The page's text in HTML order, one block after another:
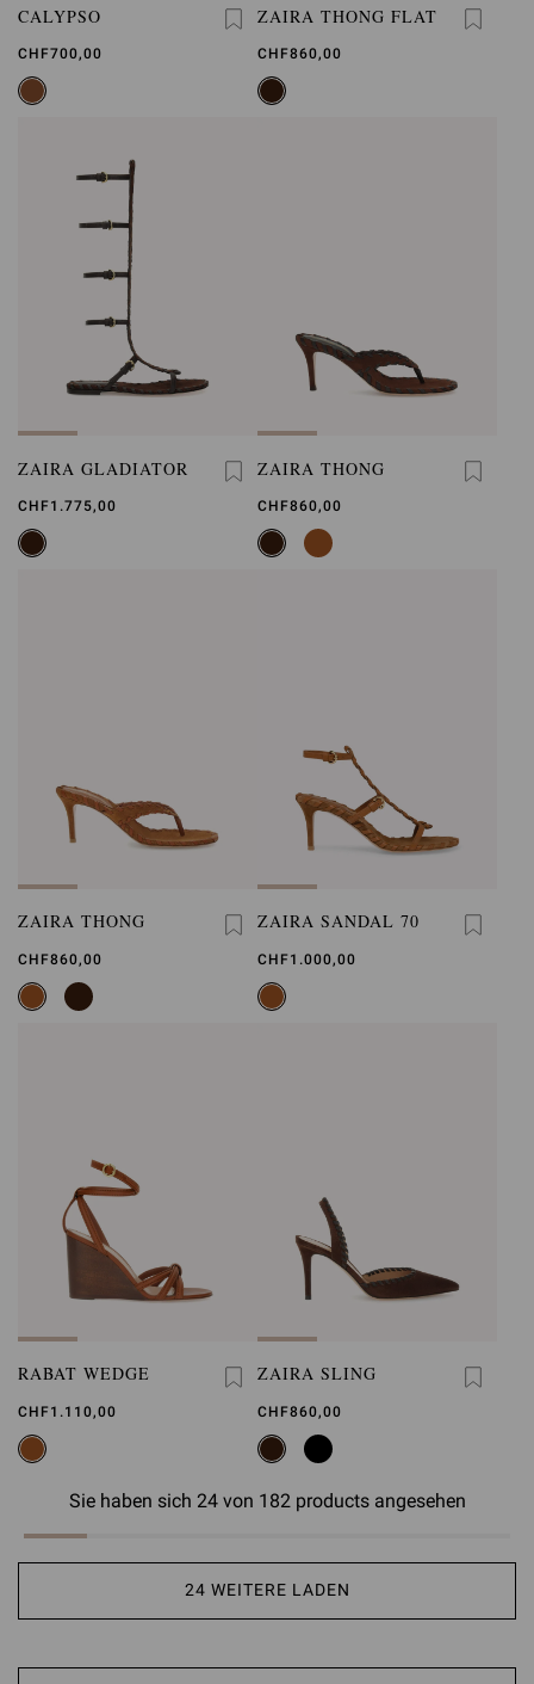
CALYPSO
CHF700,00
ZAIRA THONG FLAT
CHF860,00
ZAIRA GLADIATOR
CHF1.775,00
ZAIRA THONG
CHF860,00
ZAIRA THONG
CHF860,00
ZAIRA SANDAL 70
CHF1.000,00
RABAT WEDGE
CHF1.110,00
ZAIRA SLING
CHF860,00
Sie haben sich 24 von 182 products angesehen
24 WEITERE LADEN